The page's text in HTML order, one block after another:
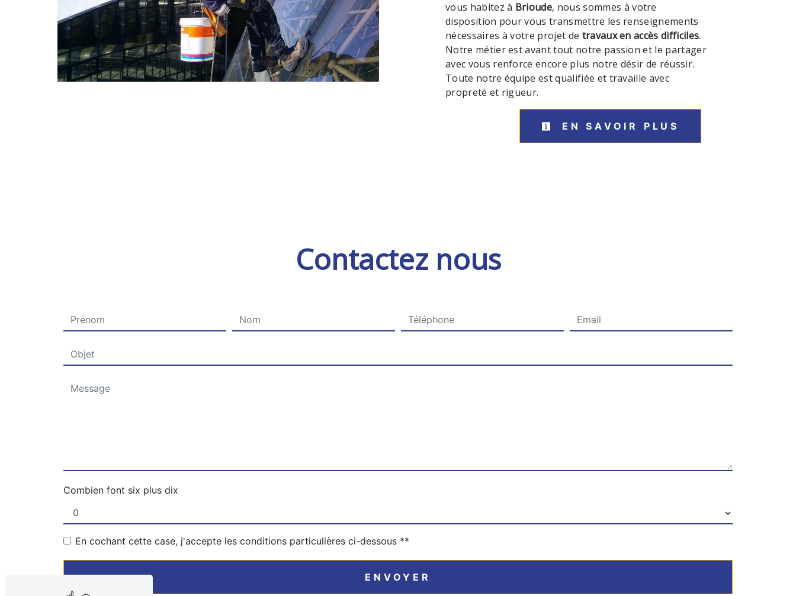
vous habitez à Brioude, nous sommes à votre
disposition pour vous transmettre les renseignements
nécessaires à votre projet de travaux en accès difficiles.
Notre métier est avant tout notre passion et le partager
avec vous renforce encore plus notre désir de réussir.
Toute notre équipe est qualifiée et travaille avec
propreté et rigueur.
EN SAVOIR PLUS
Contactez nous
Combien font six plus dix
En cochant cette case, j'accepte les conditions particulières ci-dessous **
ENVOYER